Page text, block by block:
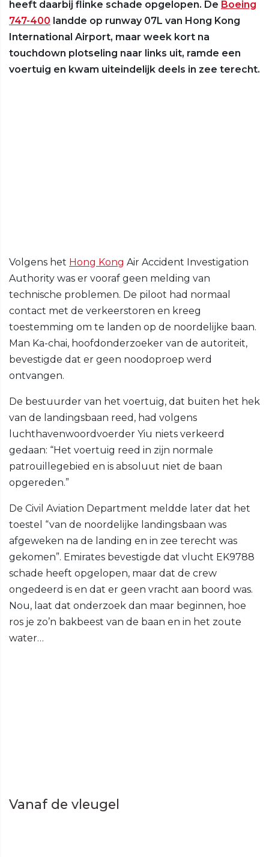
heeft daarbij flinke schade opgelopen. De Boeing
747-400 landde op runway 07L van Hong Kong
International Airport, maar week kort na
touchdown plotseling naar links uit, ramde een
voertuig en kwam uiteindelijk deels in zee terecht.
Volgens het Hong Kong Air Accident Investigation
Authority was er vooraf geen melding van
technische problemen. De piloot had normaal
contact met de verkeerstoren en kreeg
toestemming om te landen op de noordelijke baan.
Man Ka-chai, hoofdonderzoeker van de autoriteit,
bevestigde dat er geen noodoproep werd
ontvangen.
De bestuurder van het voertuig, dat buiten het hek
van de landingsbaan reed, had volgens
luchthavenwoordvoerder Yiu niets verkeerd
gedaan: “Het voertuig reed in zijn normale
patrouillegebied en is absoluut niet de baan
opgereden.”
De Civil Aviation Department meldde later dat het
toestel “van de noordelijke landingsbaan was
afgeweken na de landing en in zee terecht was
gekomen”. Emirates bevestigde dat vlucht EK9788
schade heeft opgelopen, maar dat de crew
ongedeerd is en dat er geen vracht aan boord was.
Nou, laat dat onderzoek dan maar beginnen, hoe
ros je zo’n bakbeest van de baan en in het zoute
water…
Vanaf de vleugel